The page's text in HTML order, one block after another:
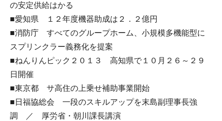
の安定供給はかる
■愛知県 １２年度機器助成は２．２億円
■消防庁 すべてのグループホーム、小規模多機能型に
スプリンクラー義務化を提案
■ねんりんピック２０１３ 高知県で１０月２６～２９
日開催
■東京都 サ高住の上乗せ補助事業開始
■日福協総会 一段のスキルアップを末島副理事長強
調 ／ 厚労省・朝川課長講演